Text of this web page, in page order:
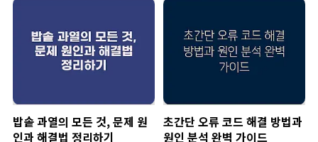
밥솥 과열의 모든 것, 문제 원
인과 해결법 정리하기
초간단 오류 코드 해결 방법과
원인 분석 완벽 가이드